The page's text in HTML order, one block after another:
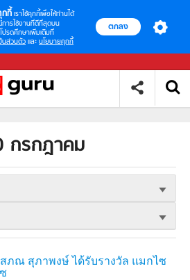
กกี้ เราใช้คุกกี้เพื่อให้ท่านได้
ารใช้งานที่ดีที่สุดบน
โปรดศึกษาเพิ่มเติมที่
นส่วนตัว และ นโยบายคุกกี้
ตกลง
กรกฎาคม
ภณ สุภาพงษ์ ได้รับรางวัล แมกไซ